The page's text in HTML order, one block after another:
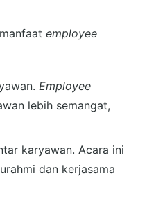
employee
Employee
lebih semangat,
karyawan. Acara ini
dan kerjasama